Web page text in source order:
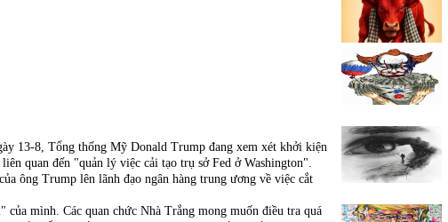
13-8, Tổng thống Mỹ Donald Trump đang xem xét khởi kiện
quan đến "quản lý việc cải tạo trụ sở Fed ở Washington".
ông Trump lên lãnh đạo ngân hàng trung ương về việc cắt
mình. Các quan chức Nhà Trắng mong muốn điều tra quá